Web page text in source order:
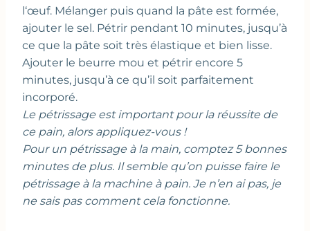
l‘œuf. Mélanger puis quand la pâte est formée,
ajouter le sel. Pétrir pendant 10 minutes, jusqu’à
ce que la pâte soit très élastique et bien lisse.
Ajouter le beurre mou et pétrir encore 5
minutes, jusqu’à ce qu’il soit parfaitement
incorporé.
Le pétrissage est important pour la réussite de
ce pain, alors appliquez-vous !
Pour un pétrissage à la main, comptez 5 bonnes
minutes de plus. Il semble qu’on puisse faire le
pétrissage à la machine à pain. Je n’en ai pas, je
ne sais pas comment cela fonctionne.